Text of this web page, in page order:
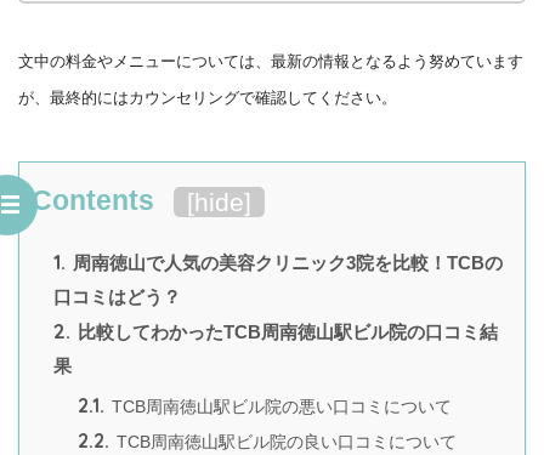
文中の料金やメニューについては、最新の情報となるよう努めています
が、最終的にはカウンセリングで確認してください。
Contents [hide]
1. 周南徳山で人気の美容クリニック3院を比較！TCBの
口コミはどう？
2. 比較してわかったTCB周南徳山駅ビル院の口コミ結
果
2.1. TCB周南徳山駅ビル院の悪い口コミについて
2.2. TCB周南徳山駅ビル院の良い口コミについて